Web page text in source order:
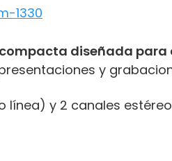
diseñada para
y
línea) y 2 canales